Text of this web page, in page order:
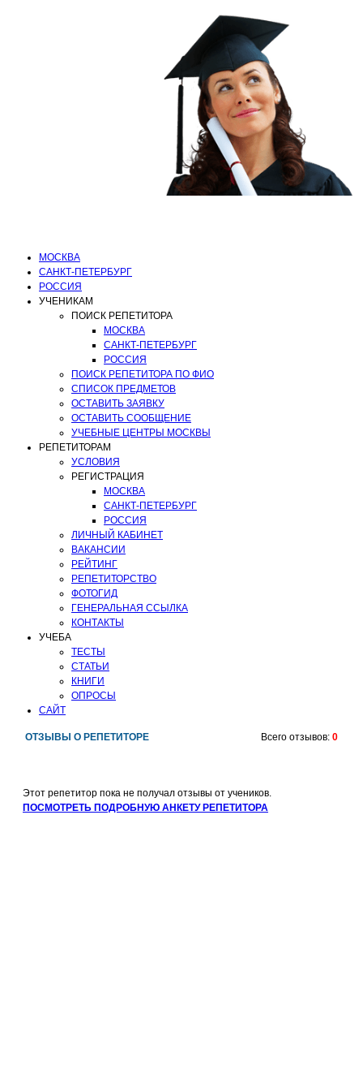
МОСКВА
САНКТ-ПЕТЕРБУРГ
РОССИЯ
УЧЕНИКАМ
ПОИСК РЕПЕТИТОРА
МОСКВА
САНКТ-ПЕТЕРБУРГ
РОССИЯ
ПОИСК РЕПЕТИТОРА ПО ФИО
СПИСОК ПРЕДМЕТОВ
ОСТАВИТЬ ЗАЯВКУ
ОСТАВИТЬ СООБЩЕНИЕ
УЧЕБНЫЕ ЦЕНТРЫ МОСКВЫ
РЕПЕТИТОРАМ
УСЛОВИЯ
РЕГИСТРАЦИЯ
МОСКВА
САНКТ-ПЕТЕРБУРГ
РОССИЯ
ЛИЧНЫЙ КАБИНЕТ
ВАКАНСИИ
РЕЙТИНГ
РЕПЕТИТОРСТВО
ФОТОГИД
ГЕНЕРАЛЬНАЯ ССЫЛКА
КОНТАКТЫ
УЧЕБА
ТЕСТЫ
СТАТЬИ
КНИГИ
ОПРОСЫ
САЙТ
ОТЗЫВЫ О РЕПЕТИТОРЕ Всего отзывов: 0
Этот репетитор пока не получал отзывы от учеников.
ПОСМОТРЕТЬ ПОДРОБНУЮ АНКЕТУ РЕПЕТИТОРА